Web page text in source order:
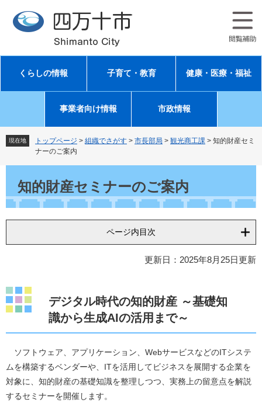
先
す
を
し
文
くらしの情報 子育て・教育 健康・医療・福祉
事業者向け情報 市政情報
現在地 トップページ > 組織でさがす > 市長部局 > 観光商工課 > 知的財産セミ
ナーのご案内
知的財産セミナーのご案内
ページ内目次
更新日：2025年8月25日更新
デジタル時代の知的財産 ～基礎知
識から生成AIの活用まで～
ソフトウェア、アプリケーション、WebサービスなどのITシステ
ムを構築するベンダーや、ITを活用してビジネスを展開する企業を
対象に、知的財産の基礎知識を整理しつつ、実務上の留意点を解説
するセミナーを開催します。